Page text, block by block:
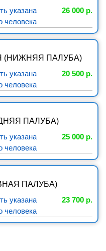
указана
человека
26 000 р.
(НИЖНЯЯ ПАЛУБА)
указана
человека
20 500 р.
ПАЛУБА)
указана
человека
25 000 р.
ПАЛУБА)
указана
человека
23 700 р.